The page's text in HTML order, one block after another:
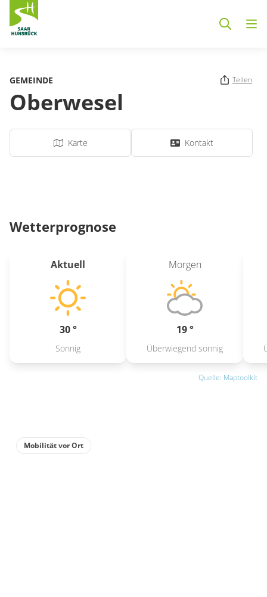
GEMEINDE Teilen
Oberwesel
Karte Kontakt
Wetterprognose
Aktuell
30 °
Sonnig
Morgen
19 °
Überwiegend sonnig
Quelle: Maptoolkit
Mobilität vor Ort